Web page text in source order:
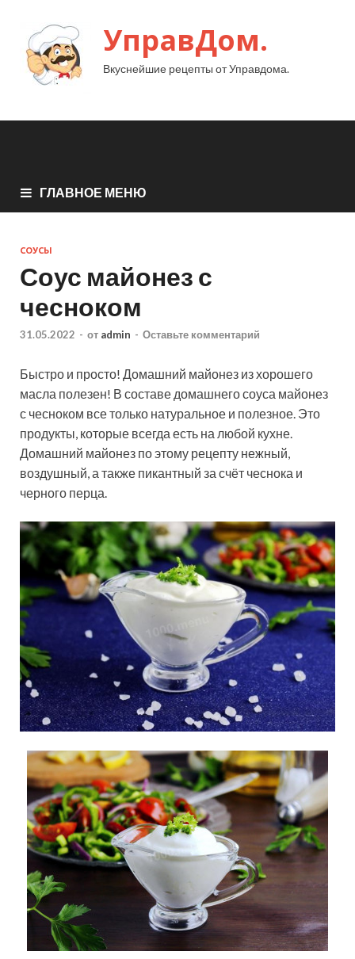
УправДом.
Вкуснейшие рецепты от Управдома.
ГЛАВНОЕ МЕНЮ
СОУСЫ
Соус майонез с
чесноком
31.05.2022 - от admin - Оставьте комментарий
Быстро и просто! Домашний майонез из хорошего
масла полезен! В составе домашнего соуса майонез
с чесноком все только натуральное и полезное. Это
продукты, которые всегда есть на любой кухне.
Домашний майонез по этому рецепту нежный,
воздушный, а также пикантный за счёт чеснока и
черного перца.